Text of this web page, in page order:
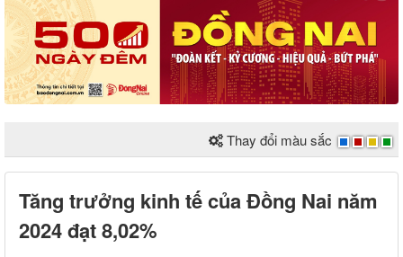
Thay đổi màu sắc
Tăng trưởng kinh tế của Đồng Nai năm
2024 đạt 8,02%